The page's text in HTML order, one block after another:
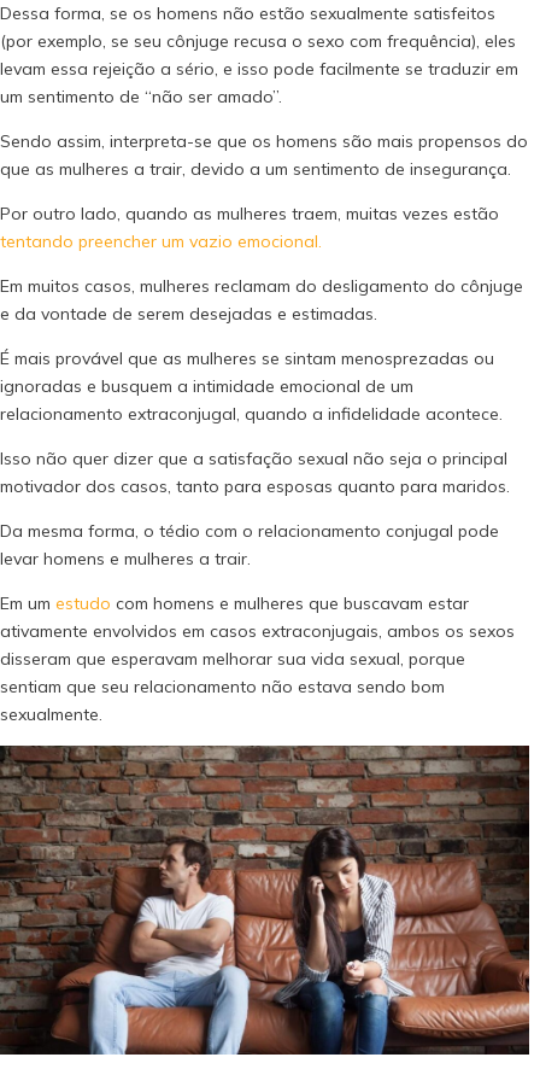
Dessa forma, se os homens não estão sexualmente satisfeitos
(por exemplo, se seu cônjuge recusa o sexo com frequência), eles
levam essa rejeição a sério, e isso pode facilmente se traduzir em
um sentimento de “não ser amado”.
Sendo assim, interpreta-se que os homens são mais propensos do
que as mulheres a trair, devido a um sentimento de insegurança.
Por outro lado, quando as mulheres traem, muitas vezes estão
tentando preencher um vazio emocional.
Em muitos casos, mulheres reclamam do desligamento do cônjuge
e da vontade de serem desejadas e estimadas.
É mais provável que as mulheres se sintam menosprezadas ou
ignoradas e busquem a intimidade emocional de um
relacionamento extraconjugal, quando a infidelidade acontece.
Isso não quer dizer que a satisfação sexual não seja o principal
motivador dos casos, tanto para esposas quanto para maridos.
Da mesma forma, o tédio com o relacionamento conjugal pode
levar homens e mulheres a trair.
Em um estudo com homens e mulheres que buscavam estar
ativamente envolvidos em casos extraconjugais, ambos os sexos
disseram que esperavam melhorar sua vida sexual, porque
sentiam que seu relacionamento não estava sendo bom
sexualmente.